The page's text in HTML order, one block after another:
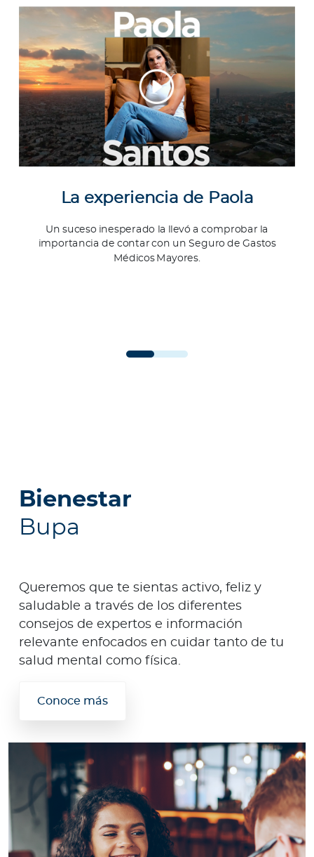
La experiencia de Paola
Un suceso inesperado la llevó a comprobar la
importancia de contar con un Seguro de Gastos
Médicos Mayores.
Bienestar
Bupa
Queremos que te sientas activo, feliz y
saludable a través de los diferentes
consejos de expertos e información
relevante enfocados en cuidar tanto de tu
salud mental como física.
Conoce más